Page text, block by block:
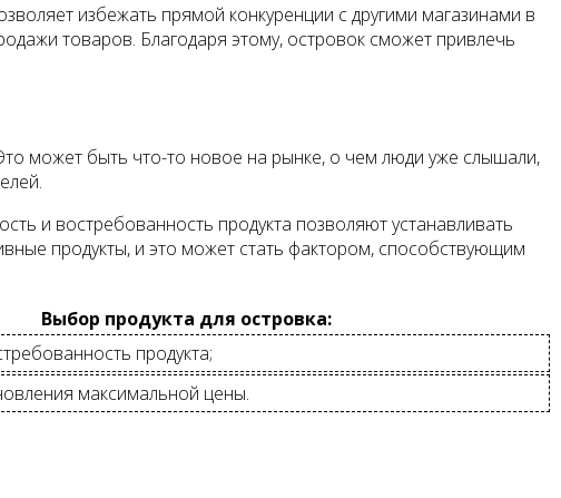
избежать прямой конкуренции с другими магазинами в
товаров. Благодаря этому, островок сможет привлечь
может быть что-то новое на рынке, о чем люди уже слышали,
и востребованность продукта позволяют устанавливать
продукты, и это может стать фактором, способствующим
Выбор продукта для островка:
продукта;
максимальной цены.